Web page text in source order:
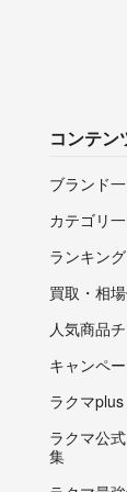
コンテン
ブランド
カテゴリ
ランキング
買取・相
人気商品
キャンペ
ラクマplus
ラクマ公
集